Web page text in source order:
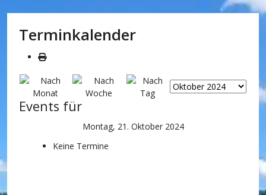
Terminkalender
Events für
Montag, 21. Oktober 2024
Keine Termine